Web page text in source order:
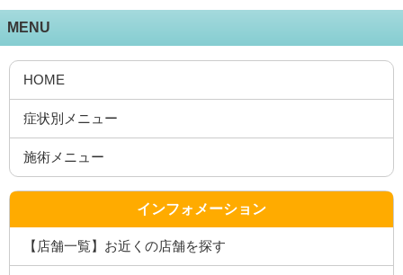
MENU
HOME
症状別メニュー
施術メニュー
インフォメーション
【店舗一覧】お近くの店舗を探す